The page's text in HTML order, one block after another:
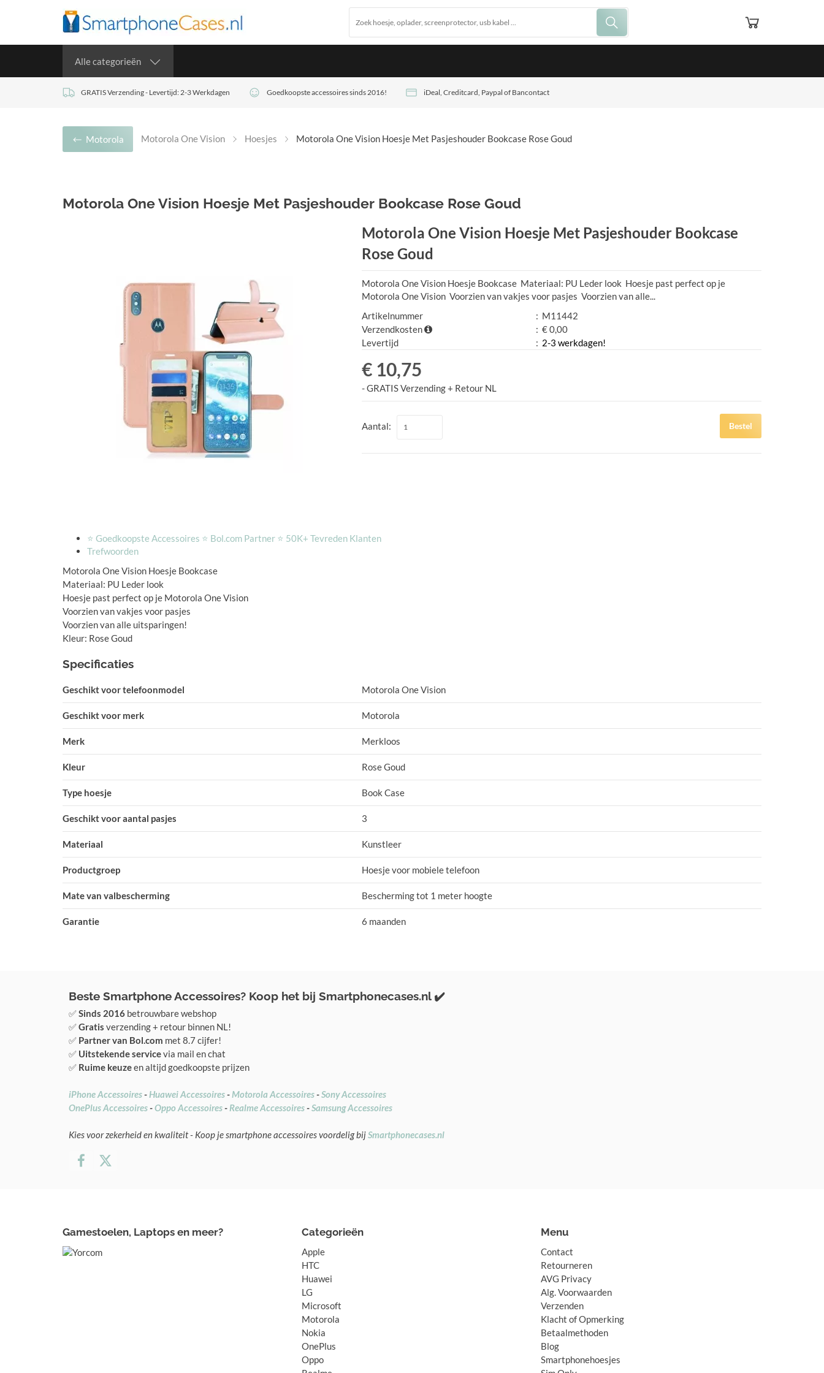
Alle categorieën
GRATIS Verzending - Levertijd: 2-3 Werkdagen Goedkoopste accessoires sinds 2016! iDeal, Creditcard, Paypal of Bancontact
Motorola Motorola One Vision Hoesjes Motorola One Vision Hoesje Met Pasjeshouder Bookcase Rose Goud
Motorola One Vision Hoesje Met Pasjeshouder Bookcase Rose Goud
Motorola One Vision Hoesje Met Pasjeshouder Bookcase
Rose Goud
Motorola One Vision Hoesje Bookcase Materiaal: PU Leder look Hoesje past perfect op je
Motorola One Vision Voorzien van vakjes voor pasjes Voorzien van alle...
Artikelnummer
: M11442
Verzendkosten
: € 0,00
Levertijd
: 2-3 werkdagen!
€ 10,75
- GRATIS Verzending + Retour NL
Aantal: Bestel
⭐️ Goedkoopste Accessoires ⭐️ Bol.com Partner ⭐️ 50K+ Tevreden Klanten
Trefwoorden
Motorola One Vision Hoesje Bookcase
Materiaal: PU Leder look
Hoesje past perfect op je Motorola One Vision
Voorzien van vakjes voor pasjes
Voorzien van alle uitsparingen!
Kleur: Rose Goud
Specificaties
Geschikt voor telefoonmodel Motorola One Vision
Geschikt voor merk Motorola
Merk Merkloos
Kleur Rose Goud
Type hoesje Book Case
Geschikt voor aantal pasjes 3
Materiaal Kunstleer
Productgroep Hoesje voor mobiele telefoon
Mate van valbescherming Bescherming tot 1 meter hoogte
Garantie 6 maanden
Beste Smartphone Accessoires? Koop het bij Smartphonecases.nl ✔️
✅Sinds 2016 betrouwbare webshop
✅Gratis verzending + retour binnen NL!
✅ Partner van Bol.com met 8.7 cijfer!
✅ Uitstekende servicevia mail en chat
✅ Ruime keuzeen altijd goedkoopste prijzen
iPhone Accessoires-Huawei Accessoires-Motorola Accessoires-Sony Accessoires
OnePlus Accessoires-Oppo Accessoires- Realme Accessoires-Samsung Accessoires
Kies voor zekerheid en kwaliteit - Koop je smartphone accessoires voordelig bijSmartphonecases.nl
Categorieën
Apple
HTC
Huawei
LG
Microsoft
Motorola
Nokia
OnePlus
Oppo
Menu
Contact
Retourneren
AVG Privacy
Alg. Voorwaarden
Verzenden
Klacht of Opmerking
Betaalmethoden
Blog
Smartphonehoesjes
Gamestoelen, Laptops en meer?